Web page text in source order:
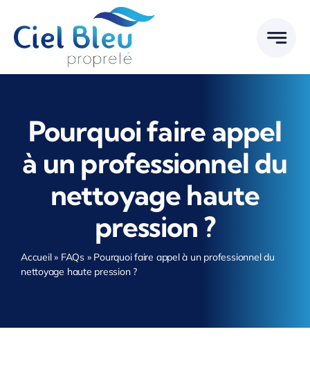
contenu
Pourquoi faire appel
à un professionnel du
nettoyage haute
pression ?
Accueil» FAQs» Pourquoi faire appel à un professionnel du
nettoyage haute pression ?